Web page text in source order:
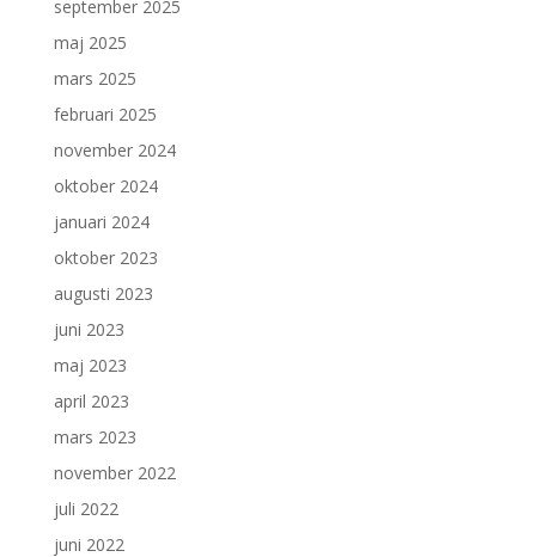
september 2025
maj 2025
mars 2025
februari 2025
november 2024
oktober 2024
januari 2024
oktober 2023
augusti 2023
juni 2023
maj 2023
april 2023
mars 2023
november 2022
juli 2022
juni 2022